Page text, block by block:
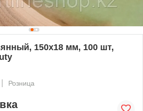
150х18 мм, 100 шт,
Розница